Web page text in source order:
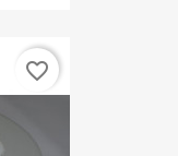
favorite_border